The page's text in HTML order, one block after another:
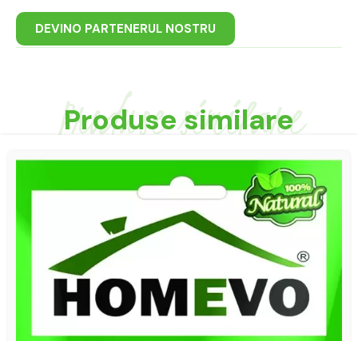
DEVINO PARTENERUL NOSTRU
Produse similare
Produse similare